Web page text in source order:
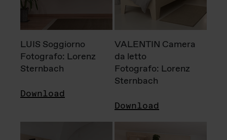
LUIS Soggiorno
Fotografo: Lorenz
Sternbach
Download
VALENTIN Camera
da letto
Fotografo: Lorenz
Sternbach
Download